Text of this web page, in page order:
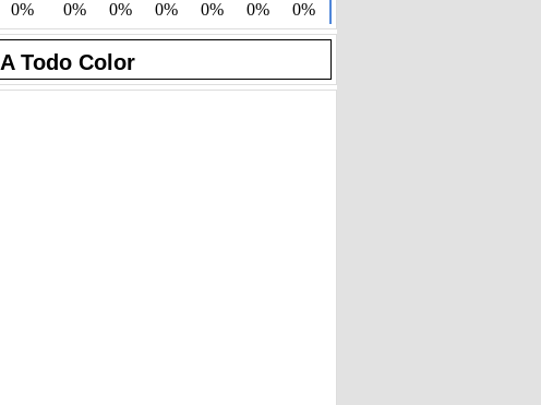
A Todo Color